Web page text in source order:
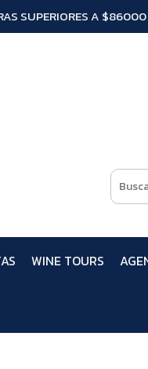
SUPERIORES A
WINE TOURS